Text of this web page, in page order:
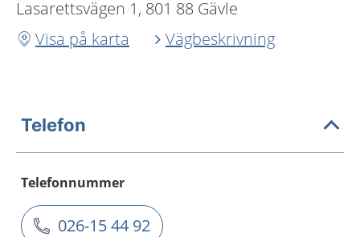
Lasarettsvägen 1, 801 88 Gävle
Visa på karta
Vägbeskrivning
Telefon
Telefonnummer
026-15 44 92